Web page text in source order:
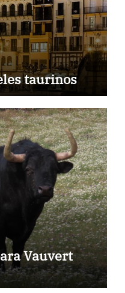
taurinos
Vauvert